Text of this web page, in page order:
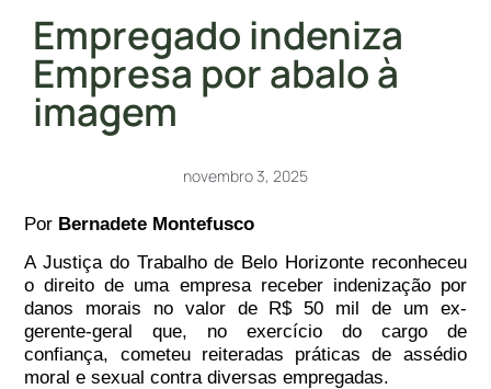
Empregado indeniza
Empresa por abalo à
imagem
novembro 3, 2025
Por Bernadete Montefusco
A Justiça do Trabalho de Belo Horizonte reconheceu
o direito de uma empresa receber indenização por
danos morais no valor de R$ 50 mil de um ex-
gerente-geral que, no exercício do cargo de
confiança, cometeu reiteradas práticas de assédio
moral e sexual contra diversas empregadas.